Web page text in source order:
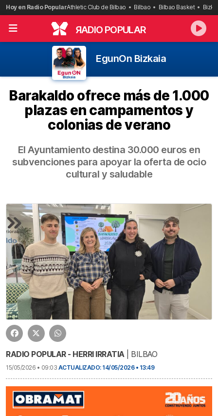
Saltar
al
contenido
Hoy en Radio PopularAthletic Club de Bilbao Bilbao Bilbao Basket
RADIO POPULAR
EgunOn Bizkaia
Barakaldo ofrece más de 1.000
plazas en campamentos y
colonias de verano
El Ayuntamiento destina 30.000 euros en
subvenciones para apoyar la oferta de ocio
cultural y saludable
RADIO POPULAR - HERRI IRRATIA| BILBAO
15/05/2026 • 09:03 ACTUALIZADO: 14/05/2026 • 13:49